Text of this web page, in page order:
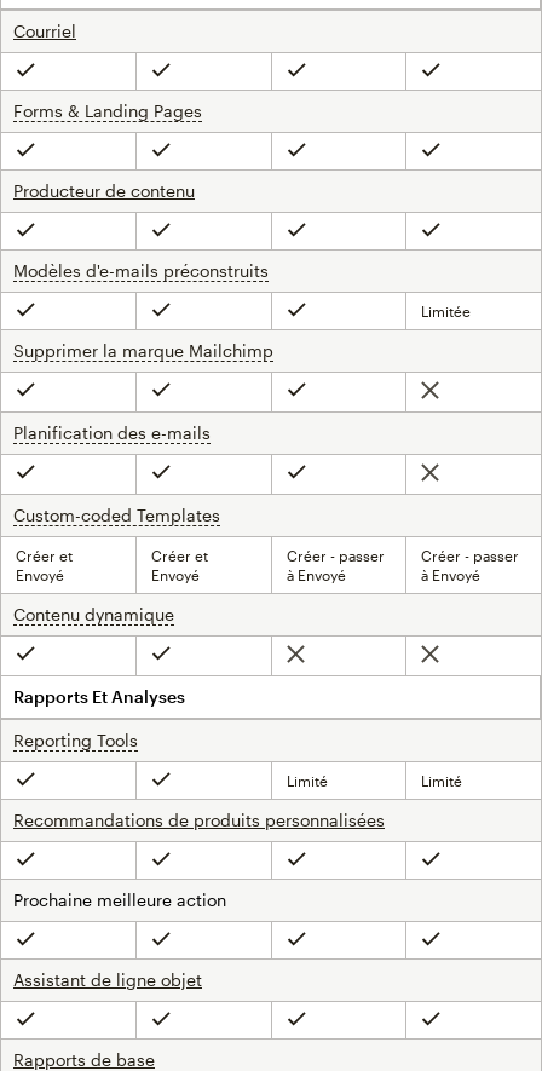
Courriel
Inclus Inclus Inclus Inclus
Forms & Landing Pages
Inclus Inclus Inclus Inclus
Producteur de contenu
Inclus Inclus Inclus Inclus
Modèles d'e-mails préconstruits
Inclus Inclus Inclus Limitée
Supprimer la marque Mailchimp
Inclus Inclus Inclus Non inclus
Planification des e-mails
Inclus Inclus Inclus Non inclus
Custom-coded Templates
Créer et
Envoyé
Créer et
Envoyé
Créer - passer
à Envoyé
Créer - passer
à Envoyé
Contenu dynamique
Inclus Inclus Non inclus Non inclus
Rapports Et Analyses
Reporting Tools
Inclus Inclus Limité Limité
Recommandations de produits personnalisées
Inclus Inclus Inclus Inclus
Prochaine meilleure action
Inclus Inclus Inclus Inclus
Assistant de ligne objet
Inclus Inclus Inclus Inclus
Rapports de base